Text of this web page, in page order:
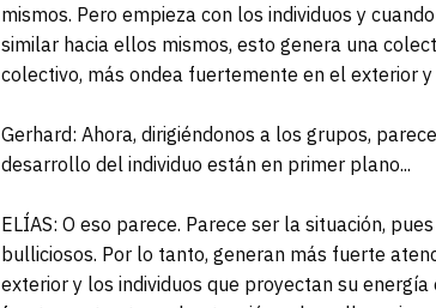
mismos. Pero empieza con los individuos y
similar hacia ellos mismos, esto genera una
colectivo, más ondea fuertemente en el exterior
Gerhard: Ahora, dirigiéndonos a los grupos,
desarrollo del individuo están en primer plano...
ELÍAS: O eso parece. Parece ser la situación,
bulliciosos. Por lo tanto, generan más fuerte
exterior y los individuos que proyectan su